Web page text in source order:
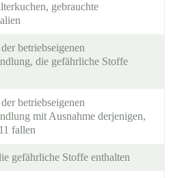
gebrauchte
betriebseigenen
die gefährliche Stoffe
betriebseigenen
mit Ausnahme derjenigen,
fallen
gefährliche Stoffe enthalten